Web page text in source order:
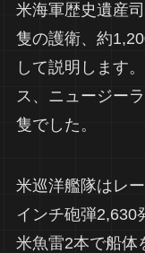
米海軍歴史遺産
隻の護衛、約
して説明します
ス、ニュージー
隻でした。
米巡洋艦隊はレ
インチ砲弾2,630
米魚雷2本で船体